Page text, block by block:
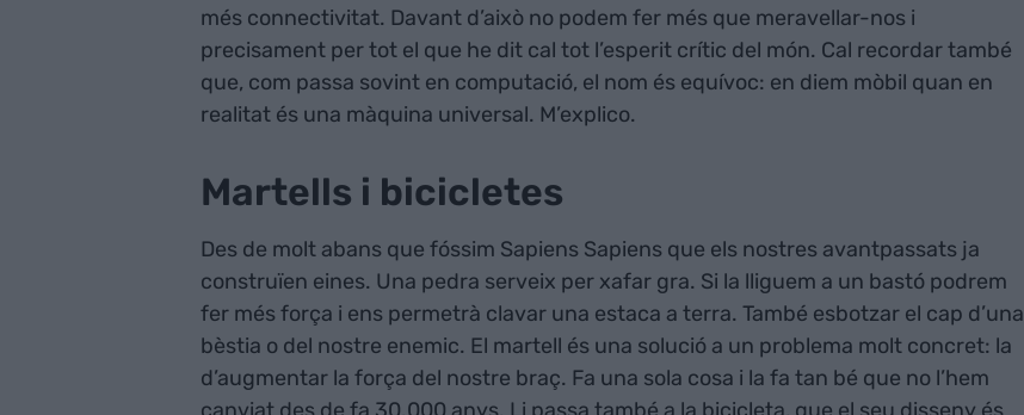
més connectivitat. Davant d’això no podem fer més que meravellar-nos i
precisament per tot el que he dit cal tot l’esperit crític del món. Cal recordar també
que, com passa sovint en computació, el nom és equívoc: en diem mòbil quan en
realitat és una màquina universal. M’explico.
Martells i bicicletes
Des de molt abans que fóssim Sapiens Sapiens que els nostres avantpassats ja
construïen eines. Una pedra serveix per xafar gra. Si la lliguem a un bastó podrem
fer més força i ens permetrà clavar una estaca a terra. També esbotzar el cap d’una
bèstia o del nostre enemic. El martell és una solució a un problema molt concret: la
d’augmentar la força del nostre braç. Fa una sola cosa i la fa tan bé que no l’hem